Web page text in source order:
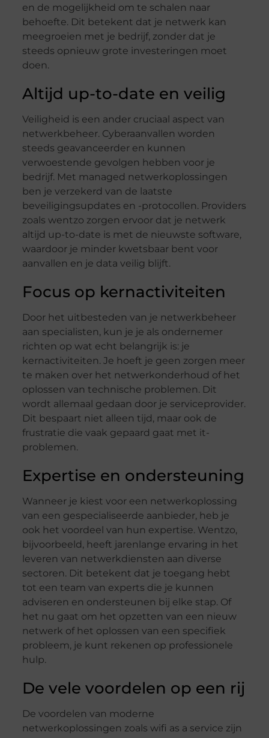
en de mogelijkheid om te schalen naar
behoefte. Dit betekent dat je netwerk kan
meegroeien met je bedrijf, zonder dat je
steeds opnieuw grote investeringen moet
doen.
Altijd up-to-date en veilig
Veiligheid is een ander cruciaal aspect van
netwerkbeheer. Cyberaanvallen worden
steeds geavanceerder en kunnen
verwoestende gevolgen hebben voor je
bedrijf. Met managed netwerkoplossingen
ben je verzekerd van de laatste
beveiligingsupdates en -protocollen. Providers
zoals wentzo zorgen ervoor dat je netwerk
altijd up-to-date is met de nieuwste software,
waardoor je minder kwetsbaar bent voor
aanvallen en je data veilig blijft.
Focus op kernactiviteiten
Door het uitbesteden van je netwerkbeheer
aan specialisten, kun je je als ondernemer
richten op wat echt belangrijk is: je
kernactiviteiten. Je hoeft je geen zorgen meer
te maken over het netwerkonderhoud of het
oplossen van technische problemen. Dit
wordt allemaal gedaan door je serviceprovider.
Dit bespaart niet alleen tijd, maar ook de
frustratie die vaak gepaard gaat met it-
problemen.
Expertise en ondersteuning
Wanneer je kiest voor een netwerkoplossing
van een gespecialiseerde aanbieder, heb je
ook het voordeel van hun expertise. Wentzo,
bijvoorbeeld, heeft jarenlange ervaring in het
leveren van netwerkdiensten aan diverse
sectoren. Dit betekent dat je toegang hebt
tot een team van experts die je kunnen
adviseren en ondersteunen bij elke stap. Of
het nu gaat om het opzetten van een nieuw
netwerk of het oplossen van een specifiek
probleem, je kunt rekenen op professionele
hulp.
De vele voordelen op een rij
De voordelen van moderne
netwerkoplossingen zoals wifi as a service zijn